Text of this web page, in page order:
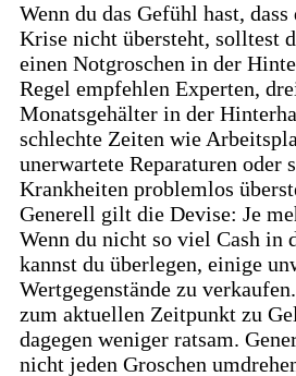
Wenn du das Gefühl hast,
Krise nicht übersteht, solltest
einen Notgroschen in der
Regel empfehlen Experten,
Monatsgehälter in der
schlechte Zeiten wie
unerwartete Reparaturen oder
Krankheiten problemlos
Generell gilt die Devise: Je
Wenn du nicht so viel Cash in
kannst du überlegen, einige
Wertgegenstände zu
zum aktuellen Zeitpunkt zu
dagegen weniger ratsam.
nicht jeden Groschen